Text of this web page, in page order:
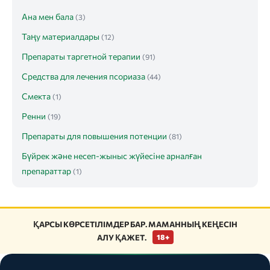
Ана мен бала (3)
Таңу материалдары (12)
Препараты таргетной терапии (91)
Средства для лечения псориаза (44)
Смекта (1)
Ренни (19)
Препараты для повышения потенции (81)
Бүйрек және несеп-жыныс жүйесіне арналған
препараттар (1)
ҚАРСЫ КӨРСЕТІЛІМДЕР БАР. МАМАННЫҢ КЕҢЕСІН
АЛУ ҚАЖЕТ.
18+